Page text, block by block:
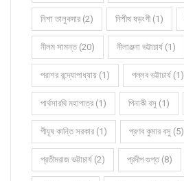
নিশা তালুকদার (2) নিশীথ ষড়ংগী (1)
নীলম সামন্ত (20) নীলাঞ্জনা ভট্টাচার্য (1)
পরাশর বন্দ্যোপাধ্যায় (1) পল্লব ভট্টাচার্য (1)
পার্থসারথি মহাপাত্র (1) পিনাকী বসু (1)
পীযূষ কান্তি সরকার (1) প্রণব কুমার বসু (5)
প্রতীমরাজ ভট্টাচার্য (2) প্রদীপ গুপ্ত (8)